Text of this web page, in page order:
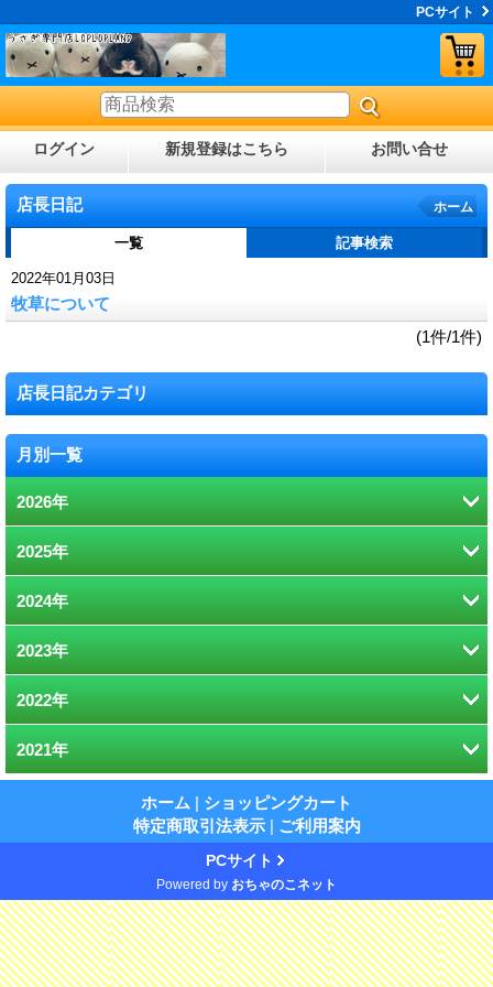
PCサイト
ログイン 新規登録はこちら お問い合せ
店長日記 ホーム
一覧 記事検索
2022年01月03日
牧草について
(1件/1件)
店長日記カテゴリ
月別一覧
2026年
5月 (1)
4月 (1)
2025年
8月 (1)
1月 (2)
2024年
12月 (2)
5月 (1)
1月 (1)
2023年
12月 (2)
11月 (1)
1月 (2)
2022年
12月 (2)
6月 (1)
2月 (1)
2021年
ホーム | ショッピングカート
特定商取引法表示 | ご利用案内
PCサイト
Powered by おちゃのこネット